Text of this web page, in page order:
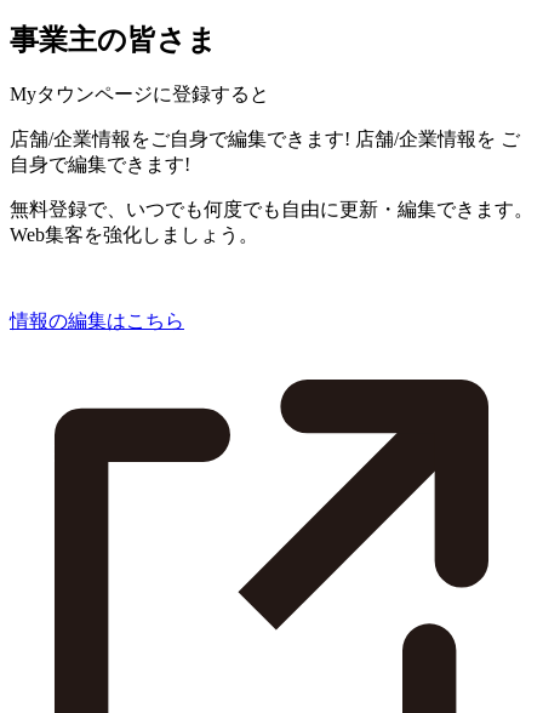
事業主の皆さま
Myタウンページに登録すると
店舗/企業情報をご自身で編集できます! 店舗/企業情報を ご
自身で編集できます!
無料登録で、いつでも何度でも自由に更新・編集できます。
Web集客を強化しましょう。
情報の編集はこちら